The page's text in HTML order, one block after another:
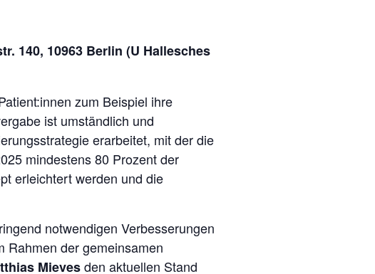
140, 10963 Berlin (U Hallesches
zum Beispiel ihre
ist umständlich und
erarbeitet, mit der die
mindestens 80 Prozent der
erleichtert werden und die
notwendigen Verbesserungen
Rahmen der gemeinsamen
Mievesden aktuellen Stand